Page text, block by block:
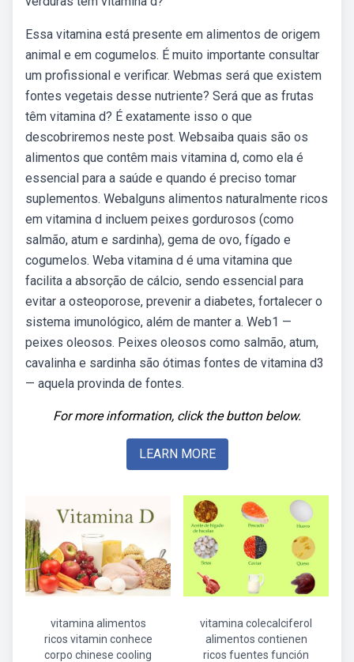
Essa vitamina está presente em alimentos de origem
animal e em cogumelos. É muito importante consultar
um profissional e verificar. Webmas será que existem
fontes vegetais desse nutriente? Será que as frutas
têm vitamina d? É exatamente isso o que
descobriremos neste post. Websaiba quais são os
alimentos que contêm mais vitamina d, como ela é
essencial para a saúde e quando é preciso tomar
suplementos. Webalguns alimentos naturalmente ricos
em vitamina d incluem peixes gordurosos (como
salmão, atum e sardinha), gema de ovo, fígado e
cogumelos. Weba vitamina d é uma vitamina que
facilita a absorção de cálcio, sendo essencial para
evitar a osteoporose, prevenir a diabetes, fortalecer o
sistema imunológico, além de manter a. Web1 —
peixes oleosos. Peixes oleosos como salmão, atum,
cavalinha e sardinha são ótimas fontes de vitamina d3
— aquela provinda de fontes.
For more information, click the button below.
LEARN MORE
vitamina alimentos
ricos vitamin conhece
corpo chinese cooling
vitamina colecalciferol
alimentos contienen
ricos fuentes función